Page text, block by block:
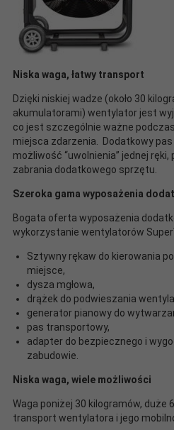
Niska waga, łatwy transport
Dzięki niskiej wadze (około 30
akumulatorami) wentylator jest
co jest szczególnie ważne
miejsca zdarzenia.
Dodatkowy
możliwość “uwolnienia” jednej
zabrania dodatkowego sprzętu.
Szeroka gama wyposażenia
Bogata oferta wyposażenia
wykorzystanie wentylatorów
Sztywny rękaw do kierowania
miejsce,
dysza mgłowa,
drążek do podwieszania
generator pianowy do
pas transportowy,
adapter do bezpiecznego i
zabudowie.
Niska waga, wiele możliwości
Waga poniżej 30 kilogramów, duże
transport wentylatora i jego